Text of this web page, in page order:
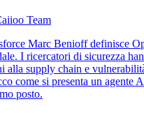
Team
Marc Benioff definisce
I ricercatori di sicurezza
alla supply chain e
come si presenta un agente
posto.